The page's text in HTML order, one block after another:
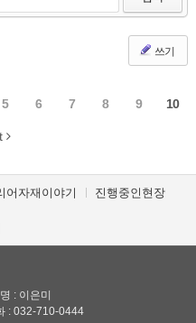
쓰기
5 6 7 8 9 10
어자재이야기 진행중인현장
: 이은미
: 032-710-0444